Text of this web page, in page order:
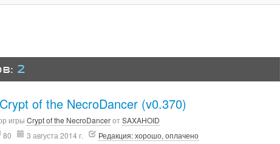
2
of the NecroDancer (v0.370)
игры Crypt of the NecroDancerотSAXAHOID
80 3 августа 2014 г. Редакция: хорошо, оплачено